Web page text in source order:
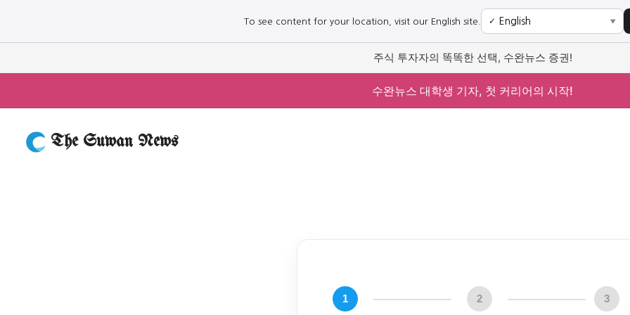
To see content for your location, visit our English site. ✓ ▼
주식 투자자의 똑똑한 선택, 수완뉴스 증권!
수완뉴스 대학생 기자, 첫 커리어의 시작!
The Suwan News
1 2 3